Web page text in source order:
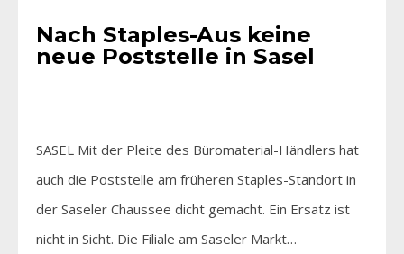
Nach Staples-Aus keine
neue Poststelle in Sasel
SASEL Mit der Pleite des Büromaterial-Händlers hat
auch die Poststelle am früheren Staples-Standort in
der Saseler Chaussee dicht gemacht. Ein Ersatz ist
nicht in Sicht. Die Filiale am Saseler Markt…